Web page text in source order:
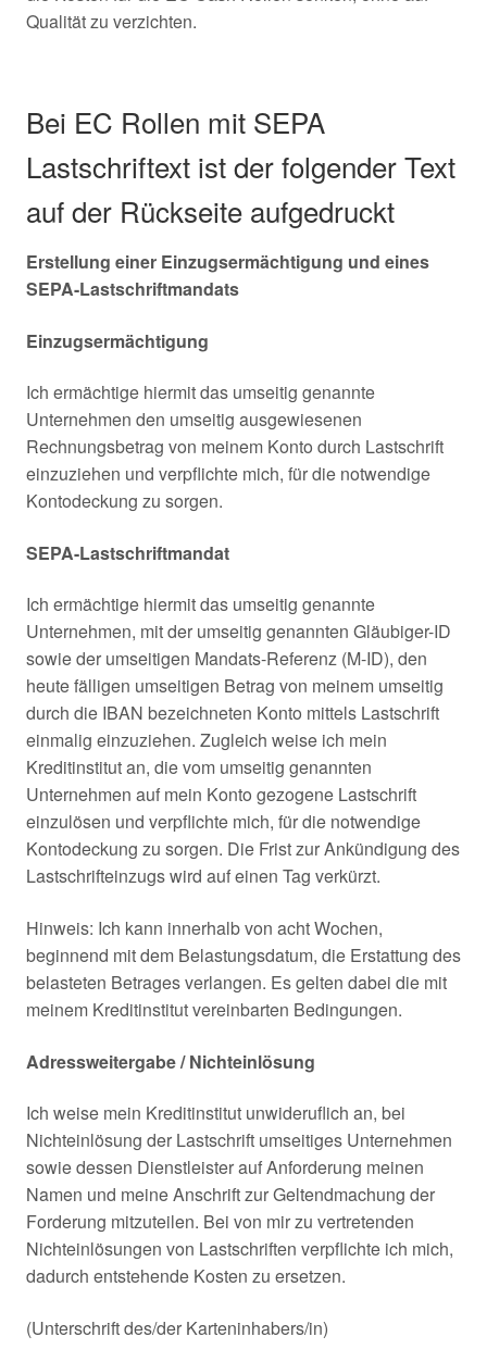
Qualität zu verzichten.
Bei EC Rollen mit SEPA
Lastschriftext ist der folgender Text
auf der Rückseite aufgedruckt
Erstellung einer Einzugsermächtigung und eines
SEPA-Lastschriftmandats
Einzugsermächtigung
Ich ermächtige hiermit das umseitig genannte
Unternehmen den umseitig ausgewiesenen
Rechnungsbetrag von meinem Konto durch Lastschrift
einzuziehen und verpflichte mich, für die notwendige
Kontodeckung zu sorgen.
SEPA-Lastschriftmandat
Ich ermächtige hiermit das umseitig genannte
Unternehmen, mit der umseitig genannten Gläubiger-ID
sowie der umseitigen Mandats-Referenz (M-ID), den
heute fälligen umseitigen Betrag von meinem umseitig
durch die IBAN bezeichneten Konto mittels Lastschrift
einmalig einzuziehen. Zugleich weise ich mein
Kreditinstitut an, die vom umseitig genannten
Unternehmen auf mein Konto gezogene Lastschrift
einzulösen und verpflichte mich, für die notwendige
Kontodeckung zu sorgen. Die Frist zur Ankündigung des
Lastschrifteinzugs wird auf einen Tag verkürzt.
Hinweis: Ich kann innerhalb von acht Wochen,
beginnend mit dem Belastungsdatum, die Erstattung des
belasteten Betrages verlangen. Es gelten dabei die mit
meinem Kreditinstitut vereinbarten Bedingungen.
Adressweitergabe / Nichteinlösung
Ich weise mein Kreditinstitut unwideruflich an, bei
Nichteinlösung der Lastschrift umseitiges Unternehmen
sowie dessen Dienstleister auf Anforderung meinen
Namen und meine Anschrift zur Geltendmachung der
Forderung mitzuteilen. Bei von mir zu vertretenden
Nichteinlösungen von Lastschriften verpflichte ich mich,
dadurch entstehende Kosten zu ersetzen.
(Unterschrift des/der Karteninhabers/in)